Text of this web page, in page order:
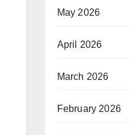
May 2026
April 2026
March 2026
February 2026